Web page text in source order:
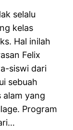
selalu
kelas
Hal inilah
Felix
siswi dari
sebuah
alam yang
Program